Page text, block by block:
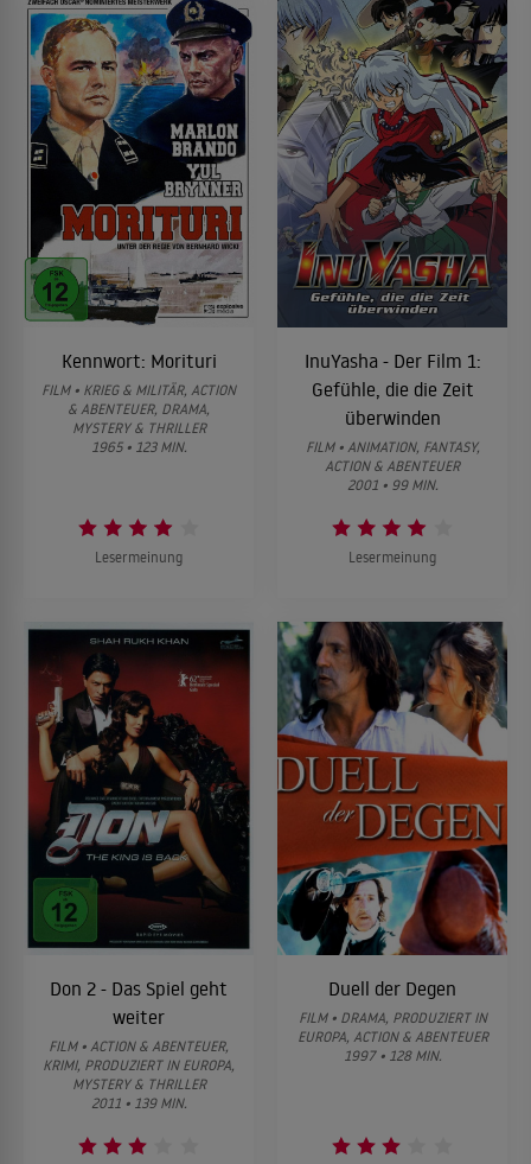
Kennwort: Morituri
FILM • KRIEG & MILITÄR, ACTION
& ABENTEUER, DRAMA,
MYSTERY & THRILLER
1965 • 123 MIN.
Lesermeinung
InuYasha - Der Film 1:
Gefühle, die die Zeit
überwinden
FILM • ANIMATION, FANTASY,
ACTION & ABENTEUER
2001 • 99 MIN.
Lesermeinung
Don 2 - Das Spiel geht
weiter
FILM • ACTION & ABENTEUER,
KRIMI, PRODUZIERT IN EUROPA,
MYSTERY & THRILLER
2011 • 139 MIN.
Duell der Degen
FILM • DRAMA, PRODUZIERT IN
EUROPA, ACTION & ABENTEUER
1997 • 128 MIN.